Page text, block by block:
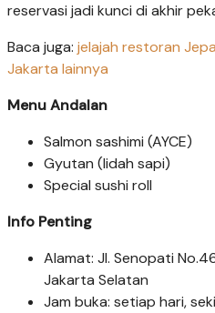
reservasi jadi kunci di akhir
Baca juga: jelajah restoran
Jakarta lainnya
Menu Andalan
Salmon sashimi (AYCE)
Gyutan (lidah sapi)
Special sushi roll
Info Penting
Alamat: Jl. Senopati
Jakarta Selatan
Jam buka: setiap hari,